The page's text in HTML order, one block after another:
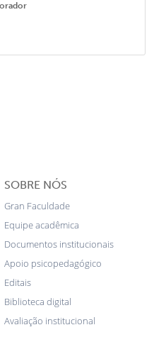
SOBRE NÓS
Gran Faculdade
Equipe acadêmica
Documentos institucionais
Apoio psicopedagógico
Editais
Biblioteca digital
Avaliação institucional